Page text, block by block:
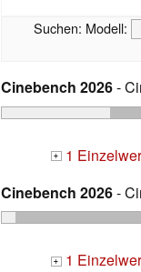
Suchen: Modell:
Cinebench 2026-
+ 1
Cinebench 2026-
+ 1